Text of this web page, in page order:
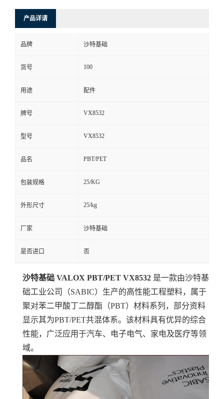
产品详请
品牌 沙特基础
货号 100
用途 配件
牌号 VX8532
型号 VX8532
品名 PBT/PET
包装规格 25/KG
外形尺寸 25/kg
厂家 沙特基础
是否进口 否
沙特基础 VALOX PBT/PET VX8532 是一款由沙特基
础工业公司（SABIC）生产的高性能工程塑料，属于
聚对苯二甲酸丁二醇酯（PBT）材料系列，部分资料
显示其为PBT/PET共混体系。该材料具有优异的综合
性能，广泛应用于汽车、电子电气、家电及医疗等领
域。